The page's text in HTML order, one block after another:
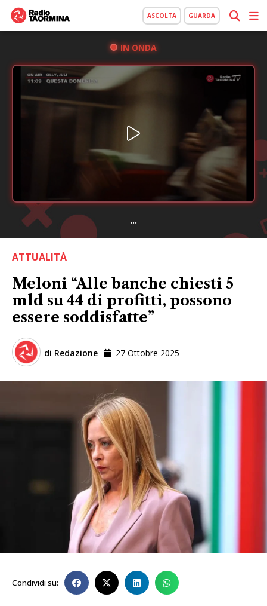
ASCOLTA GUARDA
IN ONDA
...
ATTUALITÀ
Meloni “Alle banche chiesti 5
mld su 44 di profitti, possono
essere soddisfatte”
di Redazione 27 Ottobre 2025
Condividi su: